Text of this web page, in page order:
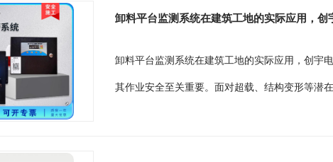
卸料平台监测系统在建筑工地的实际应用，创
卸料平台监测系统在建筑工地的实际应用，创宇
其作业安全至关重要。面对超载、结构变形等潜